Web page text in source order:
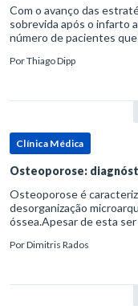
Com o avanço das
sobrevida após o infarto
número de pacientes
PorThiago Dipp
Clínica Médica
Osteoporose:
Osteoporose é
desorganização
óssea.Apesar de esta
patofisiológico, e não c
PorDimitris Rados